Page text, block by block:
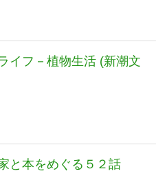
イフ－植物生活 (新潮文
と本をめぐる５２話